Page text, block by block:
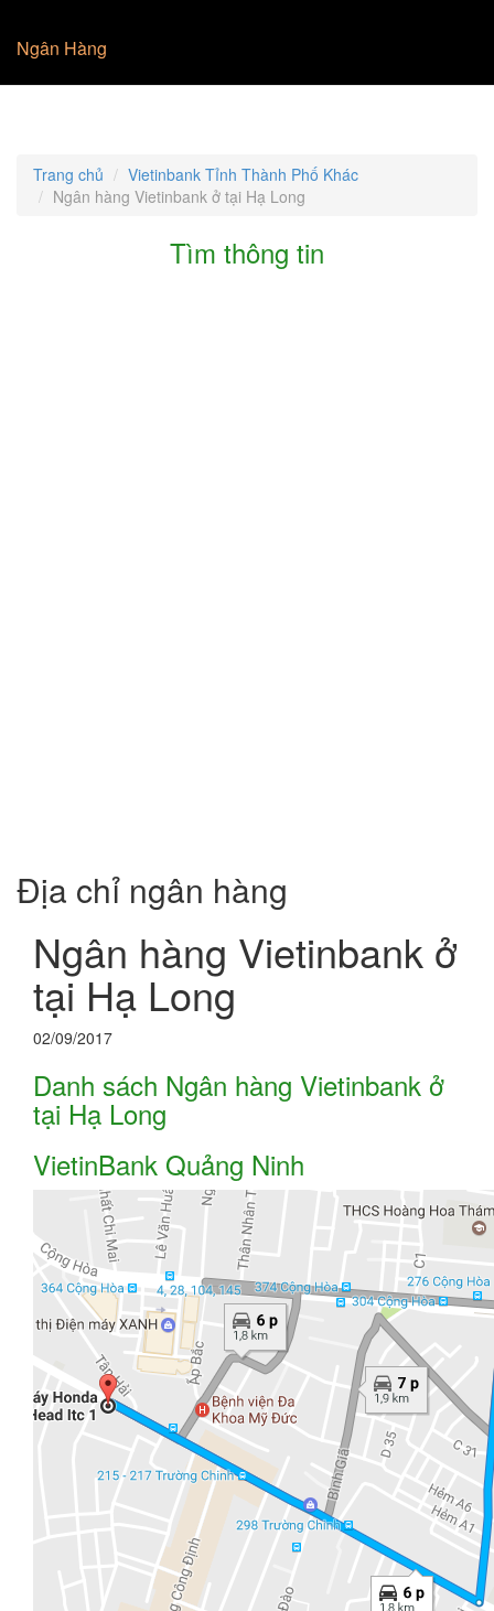
Ngân Hàng
Trang chủ
Vietinbank Tỉnh Thành Phố Khác
Ngân hàng Vietinbank ở tại Hạ Long
Tìm thông tin
Địa chỉ ngân hàng
Ngân hàng Vietinbank ở
tại Hạ Long
02/09/2017
Danh sách Ngân hàng Vietinbank ở
tại Hạ Long
VietinBank Quảng Ninh